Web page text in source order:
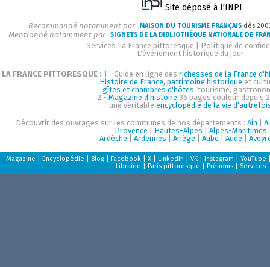
Site déposé à l'INPI
Recommandé notamment par MAISON DU TOURISME FRANÇAIS dès
Mentionné notamment par SIGNETS DE LA BIBLIOTHÈQUE NATIONALE DE
Services La France pittoresque
Politique de
L'événement historique du jour
LA FRANCE PITTORESQUE : 1 - Guide en ligne des richesses de la France
Histoire de France, patrimoine historique et
gîtes et chambres d'hôtes, tourisme,
2 - Magazine d'histoire 36 pages couleur depuis
une véritable encyclopédie de la vie
Découvrir des ouvrages sur les communes de nos départements : Ain
Provence
Hautes-Alpes
Alpes-Maritimes
Ardèche
Ardennes Ariège Aube Aude
Magazine Encyclopédie Blog| Facebook| X| LinkedIn VK| Instagram YouTube
Librairie
Paris pittoresque Prénoms| Services